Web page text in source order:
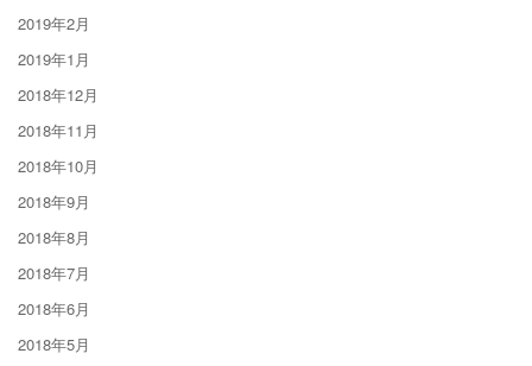
2019年2月
2019年1月
2018年12月
2018年11月
2018年10月
2018年9月
2018年8月
2018年7月
2018年6月
2018年5月